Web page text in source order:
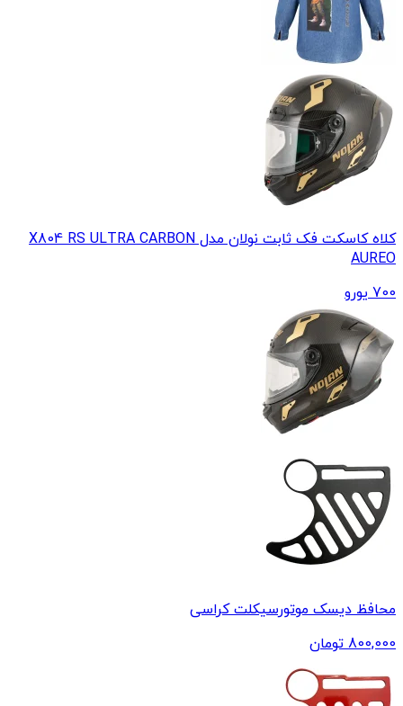
کلاه کاسکت فک ثابت نولان مدل X804 RS ULTRA CARBON
AUREO
700 یورو
محافظ دیسک موتورسیکلت کراسی
800,000 تومان